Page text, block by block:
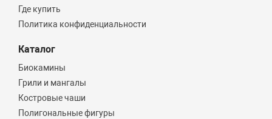
Где купить
Политика конфиденциальности
Каталог
Биокамины
Грили и мангалы
Костровые чаши
Полигональные фигуры